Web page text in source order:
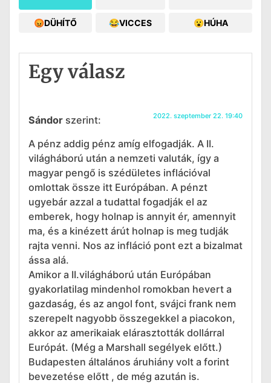
😡DÜHÍTŐ 😂VICCES 😮HÚHA
Egy válasz
Sándor szerint: 2022. szeptember 22. 19:40
A pénz addig pénz amíg elfogadják. A II.
világháború után a nemzeti valuták, így a
magyar pengő is szédületes inflációval
omlottak össze itt Európában. A pénzt
ugyebár azzal a tudattal fogadják el az
emberek, hogy holnap is annyit ér, amennyit
ma, és a kinézett árút holnap is meg tudják
rajta venni. Nos az infláció pont ezt a bizalmat
ássa alá.
Amikor a II.világháború után Európában
gyakorlatilag mindenhol romokban hevert a
gazdaság, és az angol font, svájci frank nem
szerepelt nagyobb összegekkel a piacokon,
akkor az amerikaiak elárasztották dollárral
Európát. (Még a Marshall segélyek előtt.)
Budapesten általános áruhiány volt a forint
bevezetése előtt , de még azután is.